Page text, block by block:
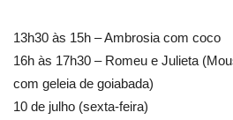
13h30 às 15h – Ambrosia com coco
16h às 17h30 – Romeu e Julieta
com geleia de goiabada)
10 de julho (sexta-feira)